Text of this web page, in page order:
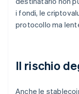
i fondi, le
protocollo ma
Il rischio
Anche le